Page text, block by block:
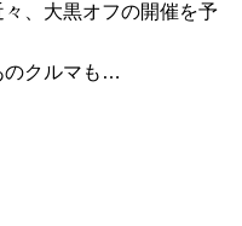
、大黒オフの開催を予
のクルマも…